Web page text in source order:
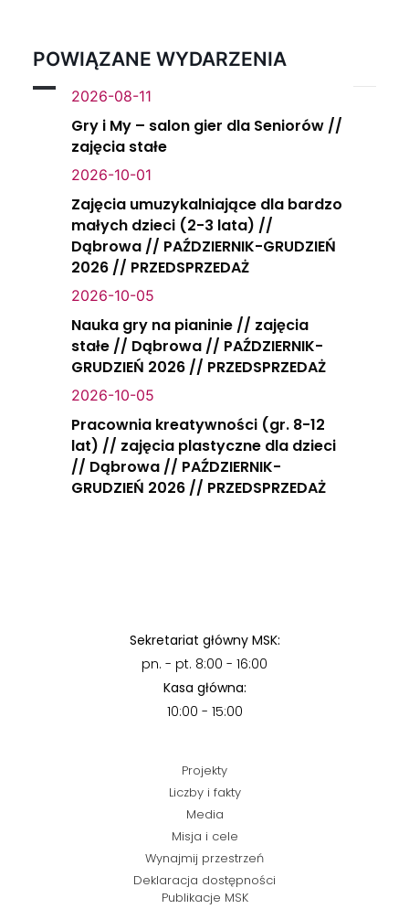
POWIĄZANE WYDARZENIA
2026-08-11
Gry i My – salon gier dla Seniorów //
zajęcia stałe
2026-10-01
Zajęcia umuzykalniające dla bardzo
małych dzieci (2-3 lata) //
Dąbrowa // PAŹDZIERNIK-GRUDZIEŃ
2026 // PRZEDSPRZEDAŻ
2026-10-05
Nauka gry na pianinie // zajęcia
stałe // Dąbrowa // PAŹDZIERNIK-
GRUDZIEŃ 2026 // PRZEDSPRZEDAŻ
2026-10-05
Pracownia kreatywności (gr. 8-12
lat) // zajęcia plastyczne dla dzieci
// Dąbrowa // PAŹDZIERNIK-
GRUDZIEŃ 2026 // PRZEDSPRZEDAŻ
Sekretariat główny MSK:
pn. - pt. 8:00 - 16:00
Kasa główna:
10:00 - 15:00
Projekty
Liczby i fakty
Media
Misja i cele
Wynajmij przestrzeń
Deklaracja dostępności
Publikacje MSK